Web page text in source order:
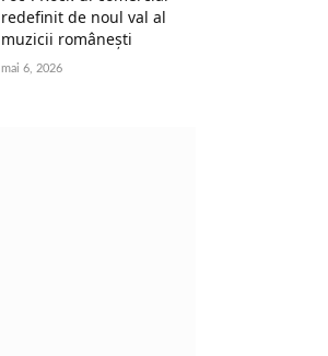
redefinit de noul val al
muzicii românești
mai 6, 2026